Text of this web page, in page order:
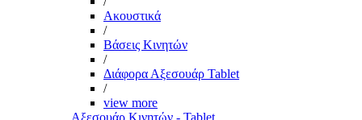
Ακουστικά
/
Βάσεις Κινητών
/
Διάφορα Αξεσουάρ Tablet
/
view more
Αξεσουάρ Κινητών - Tablet